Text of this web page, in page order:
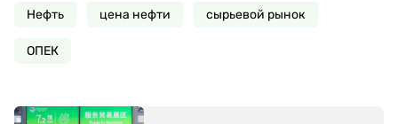
Нефть цена нефти сырьевой рынок
ОПЕК